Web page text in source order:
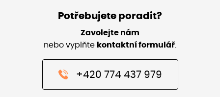
Potřebujete poradit?
Zavolejte nám
nebo vyplňte kontaktní formulář.
+420 774 437 979